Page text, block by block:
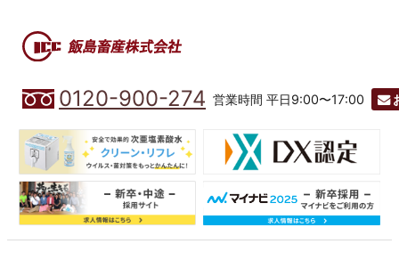
0120-900-274 営業時間 平日9:00〜17:00